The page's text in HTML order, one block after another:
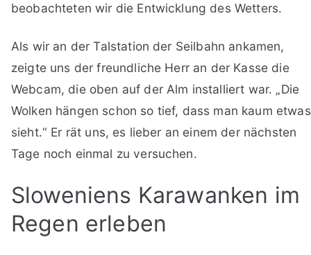
beobachteten wir die Entwicklung des Wetters.
Als wir an der Talstation der Seilbahn ankamen,
zeigte uns der freundliche Herr an der Kasse die
Webcam, die oben auf der Alm installiert war. „Die
Wolken hängen schon so tief, dass man kaum etwas
sieht.“ Er rät uns, es lieber an einem der nächsten
Tage noch einmal zu versuchen.
Sloweniens Karawanken im
Regen erleben